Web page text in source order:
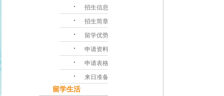
･ 招生信息
･ 招生简章
･ 留学优势
･ 申请资料
･ 申请表格
･ 来日准备
留学生活